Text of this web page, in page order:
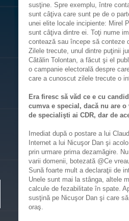
susţine. Spre exemplu, între
sunt câţiva care sunt pe de o
unei elite locale incipiente: Mirel
sunt câţiva dintre ei. Toţi nume
contează sau începe să conteze
Zilele trecute, unul dintre puţinii
Cătălin Tolontan, a făcut şi el
o campanie electorală despre
care a cunoscut zilele trecute o
Era firesc să văd ce e cu
cumva e special, dacă nu are
de specialişti ai CDR, dar de
Imediat după o postare a lui
Internet a lui Nicuşor Dan şi
prin urmare prima dezamăgire.
varii domenii, botezată @Ce
Sună foarte mult a declaraţii de
Unele sunt mai la stânga, altele
calcule de fezabilitate în spate.
susţină pe Nicuşor Dan şi care
oraş.